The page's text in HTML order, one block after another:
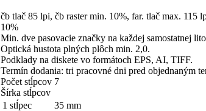
čb tlač 85 lpi, čb raster min. 10%, far. tlač max. 115
10%
Min. dve pasovacie značky na každej samostatnej
Optická hustota plných plôch min. 2,0.
Podklady na diskete vo formátoch EPS, AI, TIFF.
Termín dodania: tri pracovné dni pred objednaným
Počet stĺpcov 7
Šírka stĺpcov
1 stĺpec
35 mm